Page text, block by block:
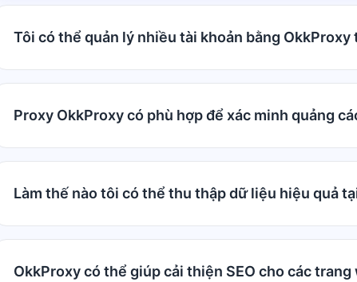
Tôi có thể quản lý nhiều tài khoản bằng OkkProxy
Proxy OkkProxy có phù hợp để xác minh quảng
Làm thế nào tôi có thể thu thập dữ liệu hiệu quả
OkkProxy có thể giúp cải thiện SEO cho các